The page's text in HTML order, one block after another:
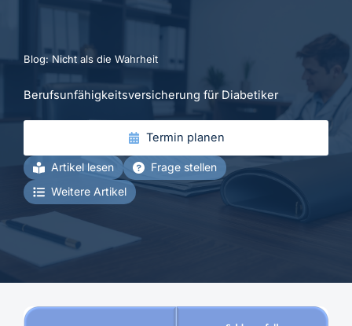
Blog: Nicht als die Wahrheit
Berufsunfähigkeitsversicherung für Diabetiker
Termin planen
Artikel lesen
Frage stellen
Weitere Artikel